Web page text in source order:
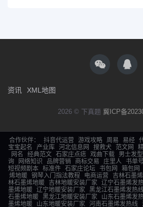
资讯 XML地图
2026 © 下真题 冀ICP备
合作伙伴： 抖音代运营 游戏攻略 周易 易经
宝宝起名
产业库 河北信息网 搜救犬 范文网
网名
经典范文 石家庄点痣 戏曲下载 男士发型
询
网络知识 品牌营销 商标交易 庄里人 书单号
短视频剧本 标准件 石家庄论坛 书包网 箱包网
烯地暖 钢琴入门指法教程 电商运营 吉林石墨
林石墨烯地暖
吉林地暖安装厂家 辽宁石墨烯发
墨烯地暖 辽宁地暖安装厂家 黑龙江石墨烯发热线
石墨烯地暖 黑龙江地暖安装厂家 山东石墨烯发
墨烯地暖
山东地暖安装厂家 河南石墨烯发热线